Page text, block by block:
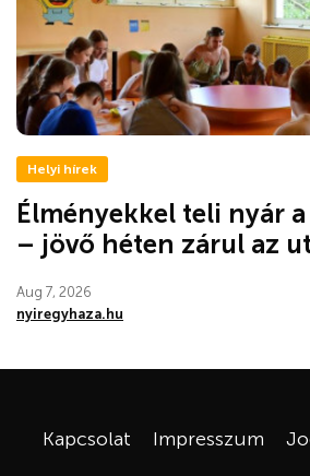
Helyi hírek
Élményekkel teli nyár
– jövő héten zárul az
Aug 7, 2026
nyiregyhaza.hu
Kapcsolat Impresszum